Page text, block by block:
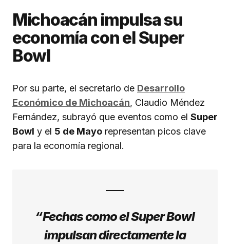
Michoacán impulsa su
economía con el Super
Bowl
Por su parte, el secretario de Desarrollo
Económico de Michoacán, Claudio Méndez
Fernández, subrayó que eventos como el Super
Bowl y el 5 de Mayo representan picos clave
para la economía regional.
“Fechas como el Super Bowl
impulsan directamente la